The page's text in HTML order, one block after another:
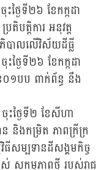
ៃទី២៦ ខែកក្កដា
តិបត្តិការ អនុវត្ត
ភិបាលលើវិស័យដីធ្លី
ៃទី២៦ ខែកក្កដា
០១បប ពាក់ព័ន្ធ នឹង
ងៃទី២ ខែសីហា
ន និងកម្រិត ភាពក្រីក្រ
វិធីសម្បទានដីសង្គមកិច្ច
សកម្មភាពថ្មី របស់រាជ